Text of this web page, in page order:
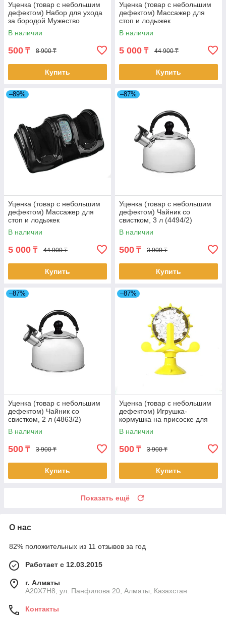
Уценка (товар с небольшим
дефектом) Набор для ухода
за бородой Мужество
В наличии
500 ₸ 8 900 ₸
Купить
Уценка (товар с небольшим
дефектом) Массажер для
стоп и лодыжек
«Блаженство» красный
(11018/2)
В наличии
5 000 ₸ 44 900 ₸
Купить
–89%
Уценка (товар с небольшим
дефектом) Массажер для
стоп и лодыжек
«Блаженство» (черный)
(11016/2)
В наличии
5 000 ₸ 44 900 ₸
Купить
–87%
Уценка (товар с небольшим
дефектом) Чайник со
свистком, 3 л (4494/2)
В наличии
500 ₸ 3 900 ₸
Купить
–87%
Уценка (товар с небольшим
дефектом) Чайник со
свистком, 2 л (4863/2)
В наличии
500 ₸ 3 900 ₸
Купить
–87%
Уценка (товар с небольшим
дефектом) Игрушка-
кормушка на присоске для
кошек (4585/2)
В наличии
500 ₸ 3 900 ₸
Купить
Показать ещё
О нас
82% положительных из 11 отзывов за год
Работает с 12.03.2015
г. Алматы
A20X7H8, ул. Панфилова 20, Алматы, Казахстан
Контакты